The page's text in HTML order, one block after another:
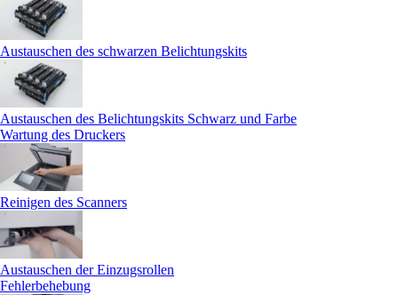
Austauschen des schwarzen Belichtungskits
Austauschen des Belichtungskits Schwarz und Farbe
Wartung des Druckers
Reinigen des Scanners
Austauschen der Einzugsrollen
Fehlerbehebung